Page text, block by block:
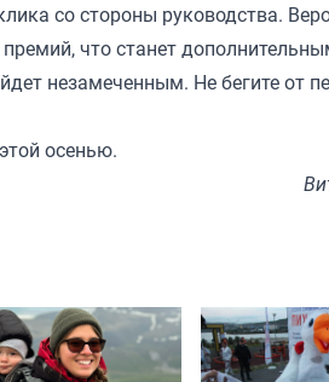
со стороны руководства.
что станет
незамеченным. Не бегите от
осенью.